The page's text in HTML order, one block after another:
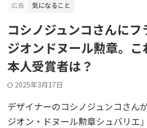
広告
気になること
コシノジュンコさんにフ
ジオンドヌール勲章。こ
本人受賞者は？
2025年3月17日
デザイナーのコシノジュンコさん
ジオン・ドヌール勲章シュバリエ